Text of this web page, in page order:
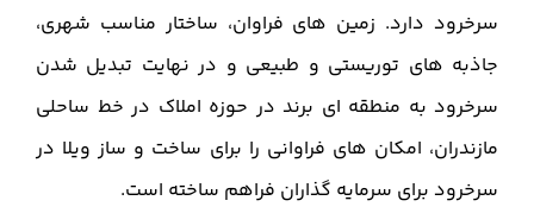
سرخرود دارد. زمین های فراوان، ساختار مناسب شهری،
جاذبه های توریستی و طبیعی و در نهایت تبدیل شدن
سرخرود به منطقه ای برند در حوزه املاک در خط ساحلی
مازندران، امکان های فراوانی را برای ساخت و ساز ویلا در
سرخرود برای سرمایه گذاران فراهم ساخته است.